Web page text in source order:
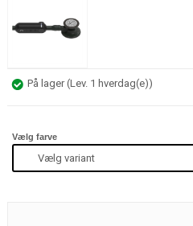
På lager(Lev. 1 hverdag(e))
Vælg farve